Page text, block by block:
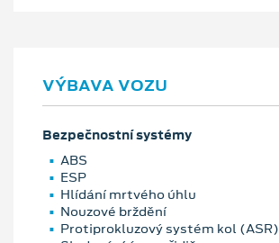
VÝBAVA VOZU
Bezpečnostní systémy
ABS
ESP
Hlídání mrtvého úhlu
Nouzové brždění
Protiprokluzový systém kol (ASR)